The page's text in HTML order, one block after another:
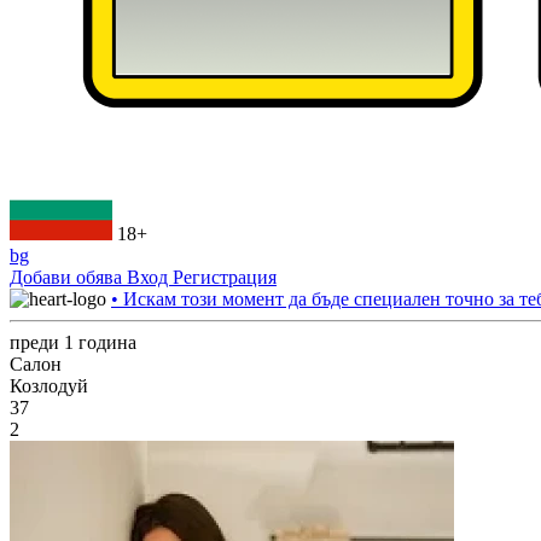
18+
bg
Добави обява Вход Регистрация
• Искам този момент да бъде специален точно за
преди 1 година
Салон
Козлодуй
37
2